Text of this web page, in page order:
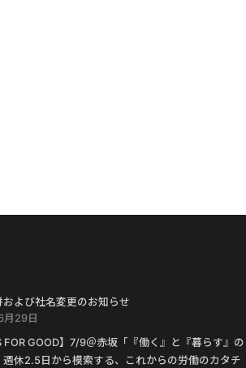
および社名変更のお知らせ
29日
FOR GOOD】7/9＠赤坂「『働く』と『暮らす』の
週休2.5日から模索する、これからの労働のカタチ